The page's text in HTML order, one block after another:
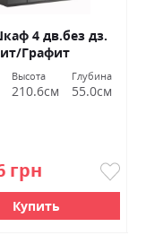
4 дв.без дз.
Графит
Высота
210.6см
Глубина
55.0см
грн
Купить